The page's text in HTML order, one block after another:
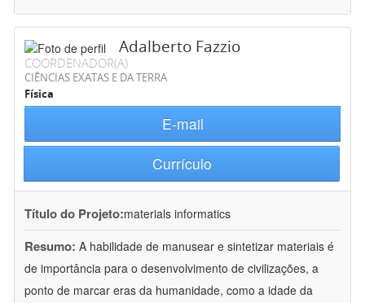
Adalberto Fazzio
COORDENADOR(A)
CIÊNCIAS EXATAS E DA TERRA
Física
E-mail
Currículo
Título do Projeto:materials informatics
Resumo: A habilidade de manusear e sintetizar materiais é
de importância para o desenvolvimento de civilizações, a
ponto de marcar eras da humanidade, como a idade da